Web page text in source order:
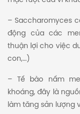
– Saccharomyces
động của các
thuận lợi cho việc
con,…)
– Tế bào nấm
khoáng, đây là
làm tăng sản lượng